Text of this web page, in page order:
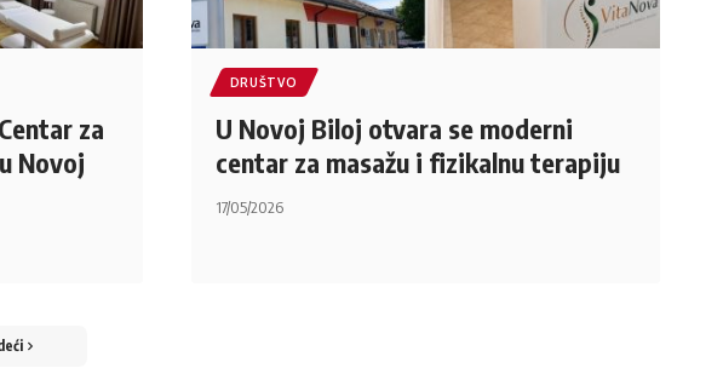
za
Novoj
DRUŠTVO
U Novoj Biloj otvara se moderni
centar za masažu i fizikalnu terapiju
17/05/2026